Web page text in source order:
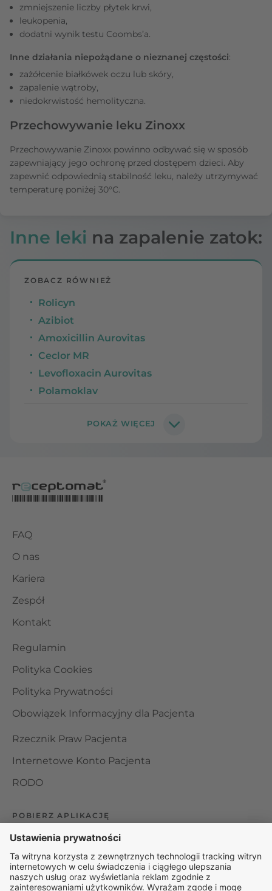
zmniejszenie liczby płytek krwi,
leukopenia,
dodatni wynik testu Coombs’a.
Inne działania niepożądane o nieznanej częstości:
zażółcenie białkówek oczu lub skóry,
zapalenie wątroby,
niedokrwistość hemolityczna.
Przechowywanie leku Zinoxx
Przechowywanie Zinoxx powinno odbywać się w sposób
zapewniający jego ochronę przed dostępem dzieci. Aby
zapewnić odpowiednią stabilność leku, należy utrzymywać
temperaturę poniżej 30°C.
Inne leki na zapalenie zatok:
ZOBACZ RÓWNIEŻ
Rolicyn
Azibiot
Amoxicillin Aurovitas
Ceclor MR
Levofloxacin Aurovitas
Polamoklav
FAQ
O nas
Kariera
Zespół
Kontakt
Regulamin
Polityka Cookies
Polityka Prywatności
Obowiązek Informacyjny dla Pacjenta
Rzecznik Praw Pacjenta
Internetowe Konto Pacjenta
RODO
POBIERZ APLIKACJĘ
Organizator udzielania świadczeń telemedycznych jest